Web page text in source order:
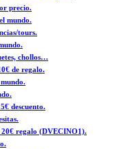
precio.
mundo.
tours.
chollos…
de regalo.
descuento.
regalo (DVECINO1).